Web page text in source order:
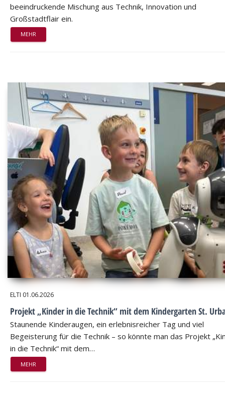
beeindruckende Mischung aus Technik, Innovation und
Großstadtflair ein.
MEHR
ELTI 01.06.2026
Projekt „Kinder in die Technik“ mit dem Kindergarten St.
Staunende Kinderaugen, ein erlebnisreicher Tag und viel
Begeisterung für die Technik – so könnte man das Projekt
in die Technik“ mit dem…
MEHR